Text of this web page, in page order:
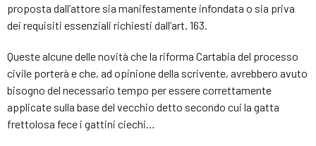
proposta dall’attore sia manifestamente infondata o sia priva
dei requisiti essenziali richiesti dall’art. 163.
Queste alcune delle novità che la riforma Cartabia del processo
civile porterà e che, ad opinione della scrivente, avrebbero avuto
bisogno del necessario tempo per essere correttamente
applicate sulla base del vecchio detto secondo cui la gatta
frettolosa fece i gattini ciechi…